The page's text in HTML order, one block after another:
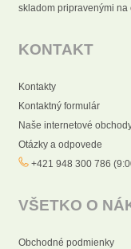
skladom pripravenými
KONTAKT
Kontakty
Kontaktný formulár
Naše internetové
Otázky a odpovede
+421 948 300 786
VŠETKO O
Obchodné podmienky